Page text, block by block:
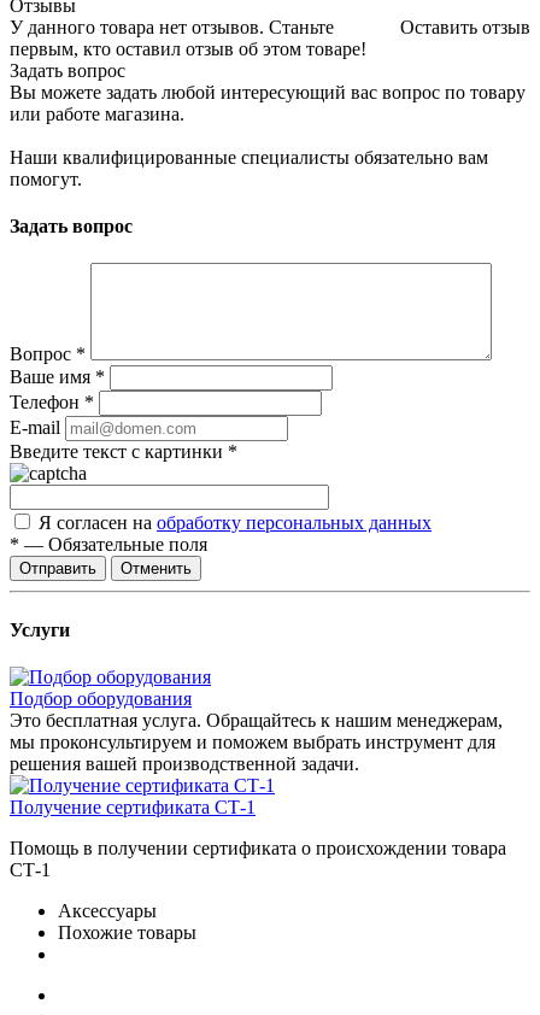
Отзывы
Оставить отзыв
У данного товара нет отзывов. Станьте
первым, кто оставил отзыв об этом товаре!
Задать вопрос
Вы можете задать любой интересующий вас вопрос по товару
или работе магазина.
Наши квалифицированные специалисты обязательно вам
помогут.
Задать вопрос
Вопрос *
Ваше имя *
Телефон *
E-mail
Введите текст с картинки *
Я согласен на обработку персональных данных
* — Обязательные поля
Отправить Отменить
Услуги
Подбор оборудования
Это бесплатная услуга. Обращайтесь к нашим менеджерам,
мы проконсультируем и поможем выбрать инструмент для
решения вашей производственной задачи.
Получение сертификата СТ-1
Помощь в получении сертификата о происхождении товара
СТ-1
Аксессуары
Похожие товары